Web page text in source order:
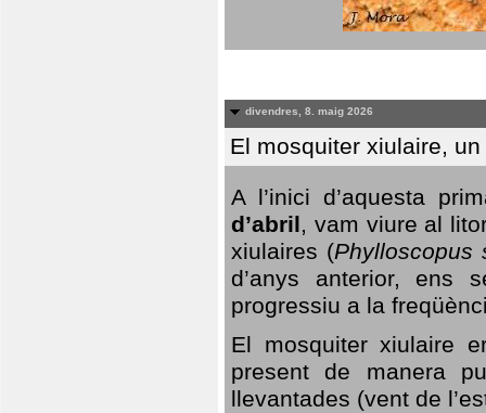
divendres, 8. maig 2026
El mosquiter xiulaire,
A l’inici d’aquesta
d’abril, vam viure al
xiulaires (Phylloscopus
d’anys anterior, ens
progressiu a la
El mosquiter xiulaire
present de manera
llevantades (vent de